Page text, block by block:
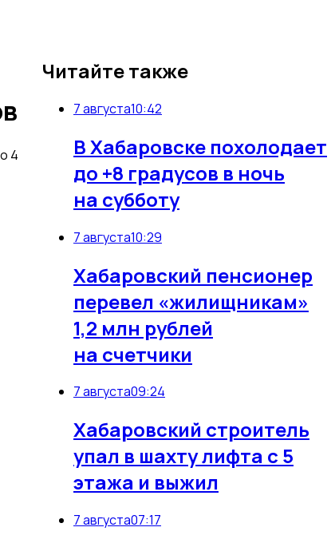
4
Читайте также
7 августа10:42
В Хабаровске похолодает
до +8 градусов в ночь
на субботу
7 августа10:29
Хабаровский пенсионер
перевел «жилищникам»
1,2 млн рублей
на счетчики
7 августа09:24
Хабаровский строитель
упал в шахту лифта с 5
этажа и выжил
7 августа07:17